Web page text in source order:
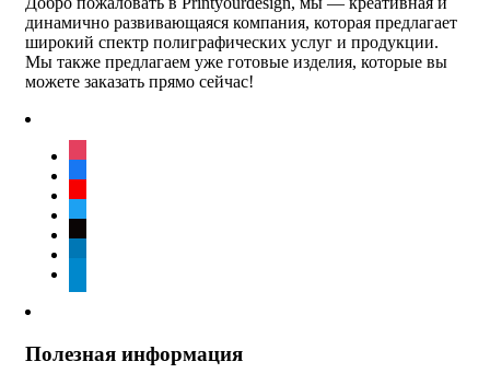
динамично развивающаяся компания, которая предлагает
широкий спектр полиграфических услуг и продукции.
Мы также предлагаем уже готовые изделия, которые вы
можете заказать прямо сейчас!
Полезная информация